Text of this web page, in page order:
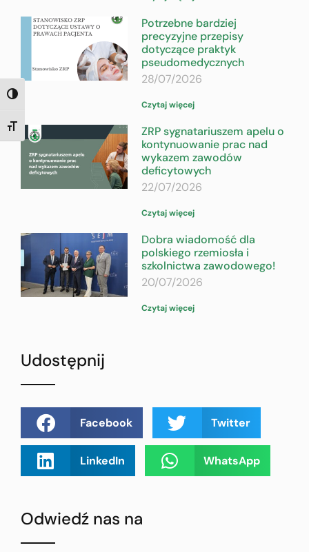
TOGGLE HIGH CONTRAST
TOGGLE FONT SIZE
Potrzebne bardziej
precyzyjne przepisy
dotyczące praktyk
pseudomedycznych
28/07/2026
Czytaj więcej
ZRP sygnatariuszem apelu o
kontynuowanie prac nad
wykazem zawodów
deficytowych
22/07/2026
Czytaj więcej
Dobra wiadomość dla
polskiego rzemiosła i
szkolnictwa zawodowego!
20/07/2026
Czytaj więcej
Udostępnij
Facebook Twitter
LinkedIn WhatsApp
Odwiedź nas na